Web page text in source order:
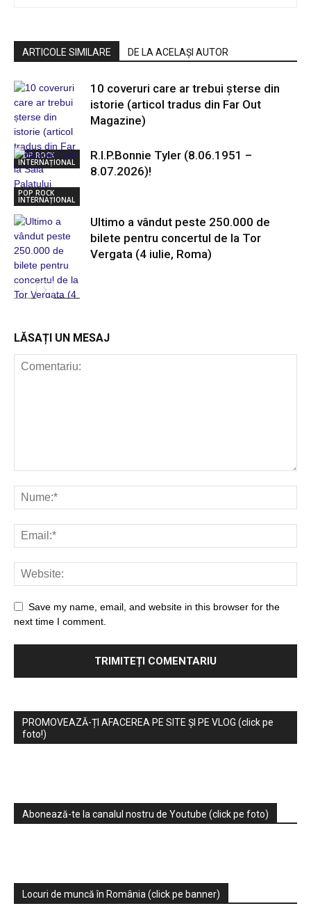
ARTICOLE SIMILARE DE LA ACELAȘI AUTOR
POP ROCK
INTERNAȚIONAL
10 coveruri care ar trebui șterse din
istorie (articol tradus din Far Out
Magazine)
POP ROCK
INTERNAȚIONAL
R.I.P.Bonnie Tyler (8.06.1951 –
8.07.2026)!
Ultimo a vândut peste 250.000 de
bilete pentru concertul de la Tor
Vergata (4 iulie, Roma)
LĂSAȚI UN MESAJ
Save my name, email, and website in this browser for the
next time I comment.
PROMOVEAZĂ-ȚI AFACEREA PE SITE ȘI PE VLOG (click pe
foto!)
Abonează-te la canalul nostru de Youtube (click pe foto)
Locuri de muncă în România (click pe banner)